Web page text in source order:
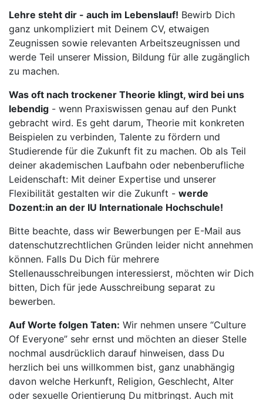
Lehre steht dir - auch im Lebenslauf! Bewirb Dich
ganz unkompliziert mit Deinem CV, etwaigen
Zeugnissen sowie relevanten Arbeitszeugnissen und
werde Teil unserer Mission, Bildung für alle zugänglich
zu machen.
Was oft nach trockener Theorie klingt, wird bei uns
lebendig - wenn Praxiswissen genau auf den Punkt
gebracht wird. Es geht darum, Theorie mit konkreten
Beispielen zu verbinden, Talente zu fördern und
Studierende für die Zukunft fit zu machen. Ob als Teil
deiner akademischen Laufbahn oder nebenberufliche
Leidenschaft: Mit deiner Expertise und unserer
Flexibilität gestalten wir die Zukunft - werde
Dozent:in an der IU Internationale Hochschule!
Bitte beachte, dass wir Bewerbungen per E-Mail aus
datenschutzrechtlichen Gründen leider nicht annehmen
können. Falls Du Dich für mehrere
Stellenausschreibungen interessierst, möchten wir Dich
bitten, Dich für jede Ausschreibung separat zu
bewerben.
Auf Worte folgen Taten: Wir nehmen unsere “Culture
Of Everyone” sehr ernst und möchten an dieser Stelle
nochmal ausdrücklich darauf hinweisen, dass Du
herzlich bei uns willkommen bist, ganz unabhängig
davon welche Herkunft, Religion, Geschlecht, Alter
oder sexuelle Orientierung Du mitbringst. Auch mit